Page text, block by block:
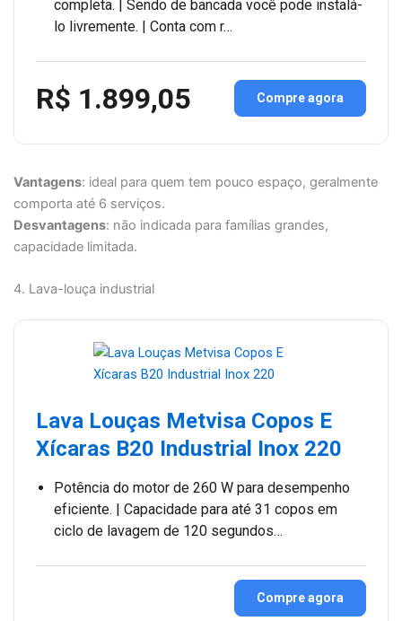
completa. | Sendo de bancada você pode instalá-
lo livremente. | Conta com r…
R$ 1.899,05 Compre agora
Vantagens: ideal para quem tem pouco espaço, geralmente
comporta até 6 serviços.
Desvantagens: não indicada para famílias grandes,
capacidade limitada.
4. Lava-louça industrial
Lava Louças Metvisa Copos E
Xícaras B20 Industrial Inox 220
Potência do motor de 260 W para desempenho
eficiente. | Capacidade para até 31 copos em
ciclo de lavagem de 120 segundos…
Compre agora